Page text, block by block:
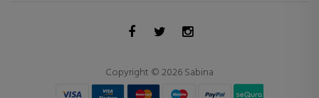
Copyright © 2026 Sabina